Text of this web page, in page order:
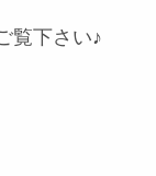
覧下さい♪